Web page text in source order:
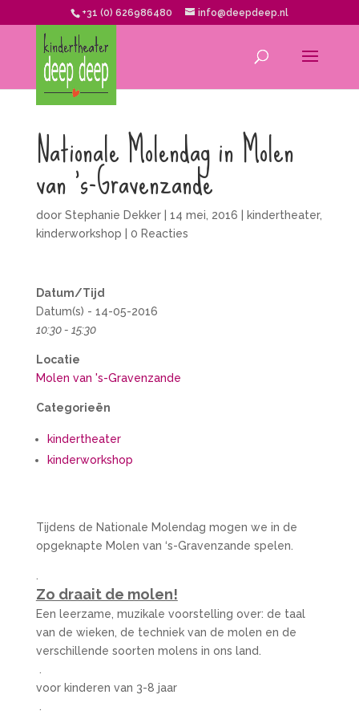
+31 (0) 626986480 info@deepdeep.nl
Nationale Molendag in Molen
van ‘s-Gravenzande
door Stephanie Dekker| 14 mei, 2016 kindertheater,
kinderworkshop
0 Reacties
Datum/Tijd
Datum(s) - 14-05-2016
10:30 - 15:30
Locatie
Molen van 's-Gravenzande
Categorieën
kindertheater
kinderworkshop
Tijdens de Nationale Molendag mogen we in de
opgeknapte Molen van ‘s-Gravenzande spelen.
Zo draait de molen!
Een leerzame, muzikale voorstelling over: de taal
van de wieken, de techniek van de molen en de
verschillende soorten molens in ons land.
voor kinderen van 3-8 jaar